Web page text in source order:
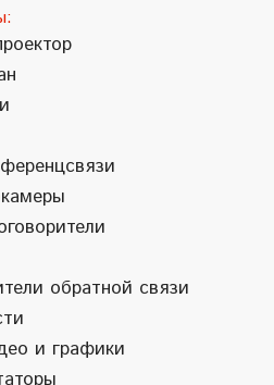
обратной связи
и графики